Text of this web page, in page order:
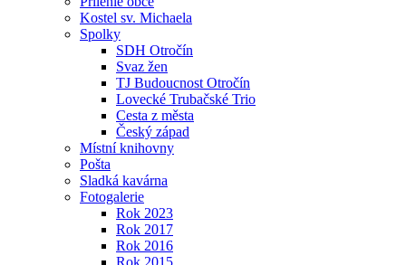
Kostel sv. Michaela
Spolky
SDH Otročín
Svaz žen
TJ Budoucnost Otročín
Lovecké Trubačské Trio
Cesta z města
Český západ
Místní knihovny
Pošta
Sladká kavárna
Fotogalerie
Rok 2023
Rok 2017
Rok 2016
Rok 2015